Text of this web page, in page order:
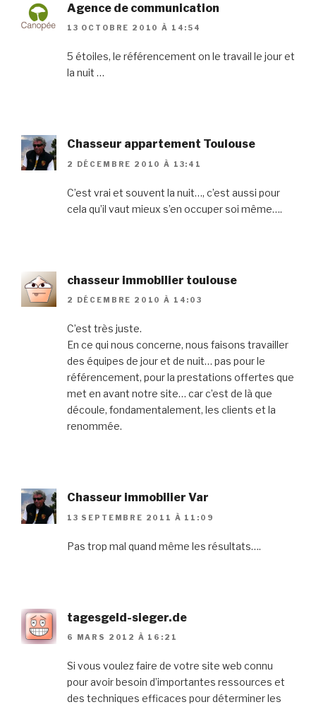
Agence de communication
13 OCTOBRE 2010 À 14:54
5 étoiles, le référencement on le travail le jour et
la nuit …
Chasseur appartement Toulouse
2 DÉCEMBRE 2010 À 13:41
C’est vrai et souvent la nuit…, c’est aussi pour
cela qu’il vaut mieux s’en occuper soi même….
chasseur immobilier toulouse
2 DÉCEMBRE 2010 À 14:03
C’est très juste.
En ce qui nous concerne, nous faisons travailler
des équipes de jour et de nuit… pas pour le
référencement, pour la prestations offertes que
met en avant notre site… car c’est de là que
découle, fondamentalement, les clients et la
renommée.
Chasseur immobilier Var
13 SEPTEMBRE 2011 À 11:09
Pas trop mal quand même les résultats….
tagesgeld-sieger.de
6 MARS 2012 À 16:21
Si vous voulez faire de votre site web connu
pour avoir besoin d’importantes ressources et
des techniques efficaces pour déterminer les